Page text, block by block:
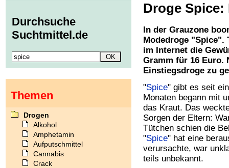
Droge
In der Grauzone
Modedroge "Spice".
im Internet die
Gramm für 16 Euro.
Einstiegsdroge zu
"Spice" gibt es seit
Monaten begann mit
das Kraut. Das
Sorgen der Eltern:
Tütchen schien die
"Spice" hat eine
verursachte, war
teils unbekannt.
Durchsuche
Suchtmittel.de
Themen
Drogen
Alkohol
Amphetamin
Aufputschmittel
Cannabis
Crack